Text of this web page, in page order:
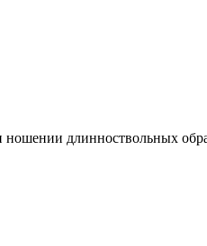
длинноствольных